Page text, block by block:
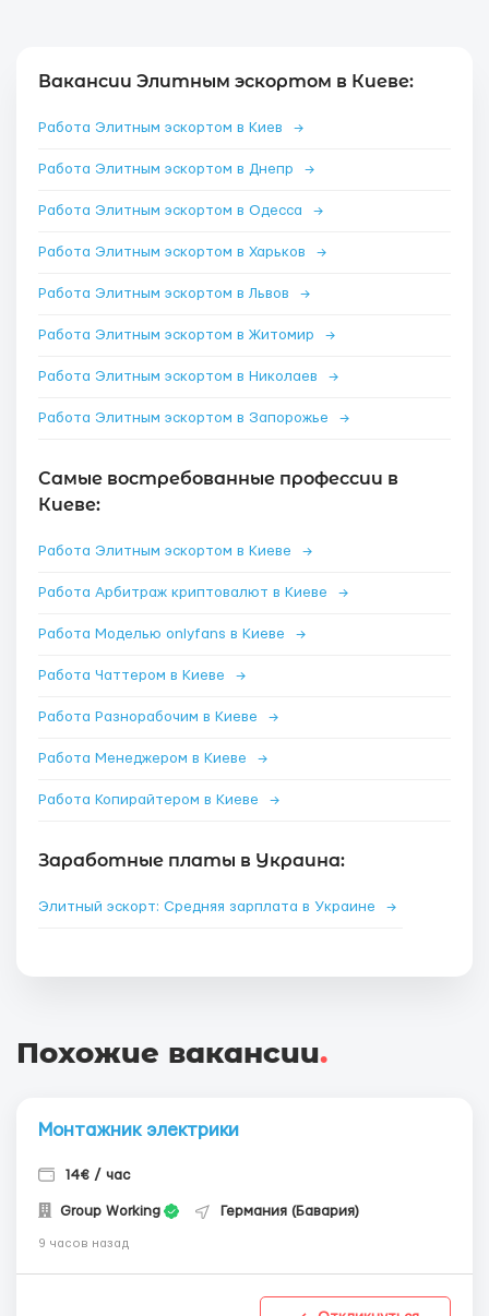
Вакансии Элитным эскортом в Киеве:
Работа Элитным эскортом в Киев →
Работа Элитным эскортом в Днепр →
Работа Элитным эскортом в Одесса →
Работа Элитным эскортом в Харьков →
Работа Элитным эскортом в Львов →
Работа Элитным эскортом в Житомир →
Работа Элитным эскортом в Николаев →
Работа Элитным эскортом в Запорожье →
Самые востребованные профессии в
Киеве:
Работа Элитным эскортом в Киеве →
Работа Арбитраж криптовалют в Киеве →
Работа Моделью onlyfans в Киеве →
Работа Чаттером в Киеве →
Работа Разнорабочим в Киеве →
Работа Менеджером в Киеве →
Работа Копирайтером в Киеве →
Заработные платы в Украина:
Элитный эскорт: Средняя зарплата в Украине →
Похожие вакансии.
Монтажник электрики
14€ / час
Group Working Германия (Бавария)
9 часов назад